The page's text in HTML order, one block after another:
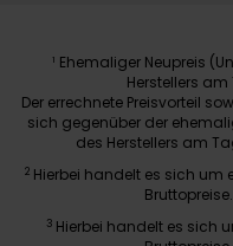
1 Ehemaliger Neupreis
Herstellers
Der errechnete Preisvorteil
sich gegenüber der
des Herstellers am
2 Hierbei handelt es sich um
3 Hierbei handelt es sich